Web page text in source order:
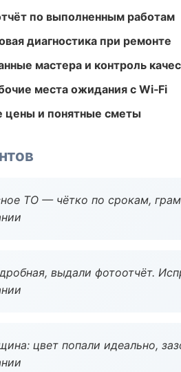
по выполненным работам
диагностика при ремонте
мастера и контроль
места ожидания с Wi‑Fi
цены и понятные сметы
ТО — чётко по срокам,
выдали фотоотчёт.
цвет попали идеально,